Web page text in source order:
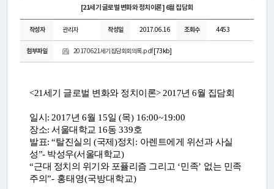
[21세기 글로벌 변화와 정치이론] 6월 집담회
작성자 관리자 작성일 2017.06.16 조회수 4453
첨부파일 20170621세기집담회회의록.pdf[73kb]
<21세기 글로벌 변화와 정치이론> 2017년 6월 집담회
일시: 2017년6월 15일(목) 16:00~19:00
장소:서울대학교 16동339호
발표:“탈진실의 (국제 )정치 : 아렌트에게 위선과 사실
성”- 박성우(서울대학교)
“근대 정치의 위기와 포퓰리즘 그리고 ‘민족’ 없는 민족
주의”- 홍태영(국방대학교)